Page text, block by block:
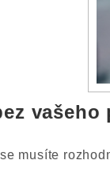
vašeho
musíte